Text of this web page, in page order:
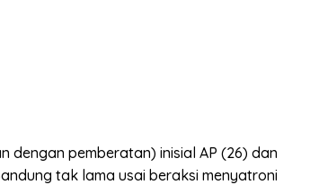
dengan pemberatan) inisial AP (26) dan
tak lama usai beraksi menyatroni